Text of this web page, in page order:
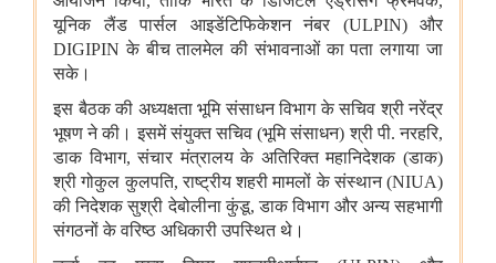
राष्ट्रीय मानवाधिकार आयोग (एनएचआरसी) ने मध्य प्रदेश के विदिशा जिले में
स्कूली छात्रों के खतरनाक तरीके से बेतवा नदी पार करने की मीडिया रिपोर्ट
का स्वतः संज्ञान लिया
रसायन एवं उर्वरक मंत्रालय - औषधि विभाग
फार्मास्युटिकल सेक्टर के लिए उत्पादन आधारित प्रोत्साहन योजना
जन औषधि केंद्रों में दवाओं की बिक्री
जीवन रक्षक दवाएं